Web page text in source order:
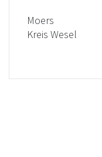
Moers
Kreis Wesel